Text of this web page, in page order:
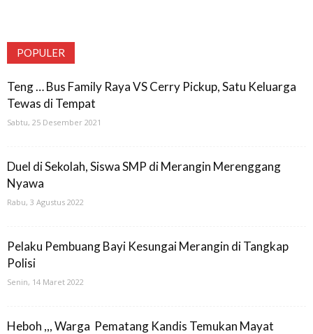
POPULER
Teng … Bus Family Raya VS Cerry Pickup, Satu Keluarga
Tewas di Tempat
Sabtu, 25 Desember 2021
Duel di Sekolah, Siswa SMP di Merangin Merenggang
Nyawa
Rabu, 3 Agustus 2022
Pelaku Pembuang Bayi Kesungai Merangin di Tangkap
Polisi
Senin, 14 Maret 2022
Heboh ,,, Warga Pematang Kandis Temukan Mayat